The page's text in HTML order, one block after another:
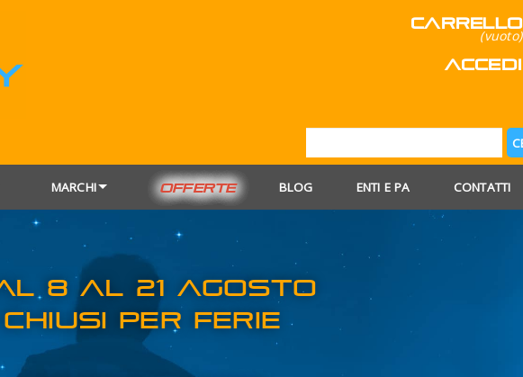
Carrello
(vuoto)
Accedi
MARCHI OFFERTE BLOG ENTI E PA CONTATTI
DAL 8 AL 21 AGOSTO